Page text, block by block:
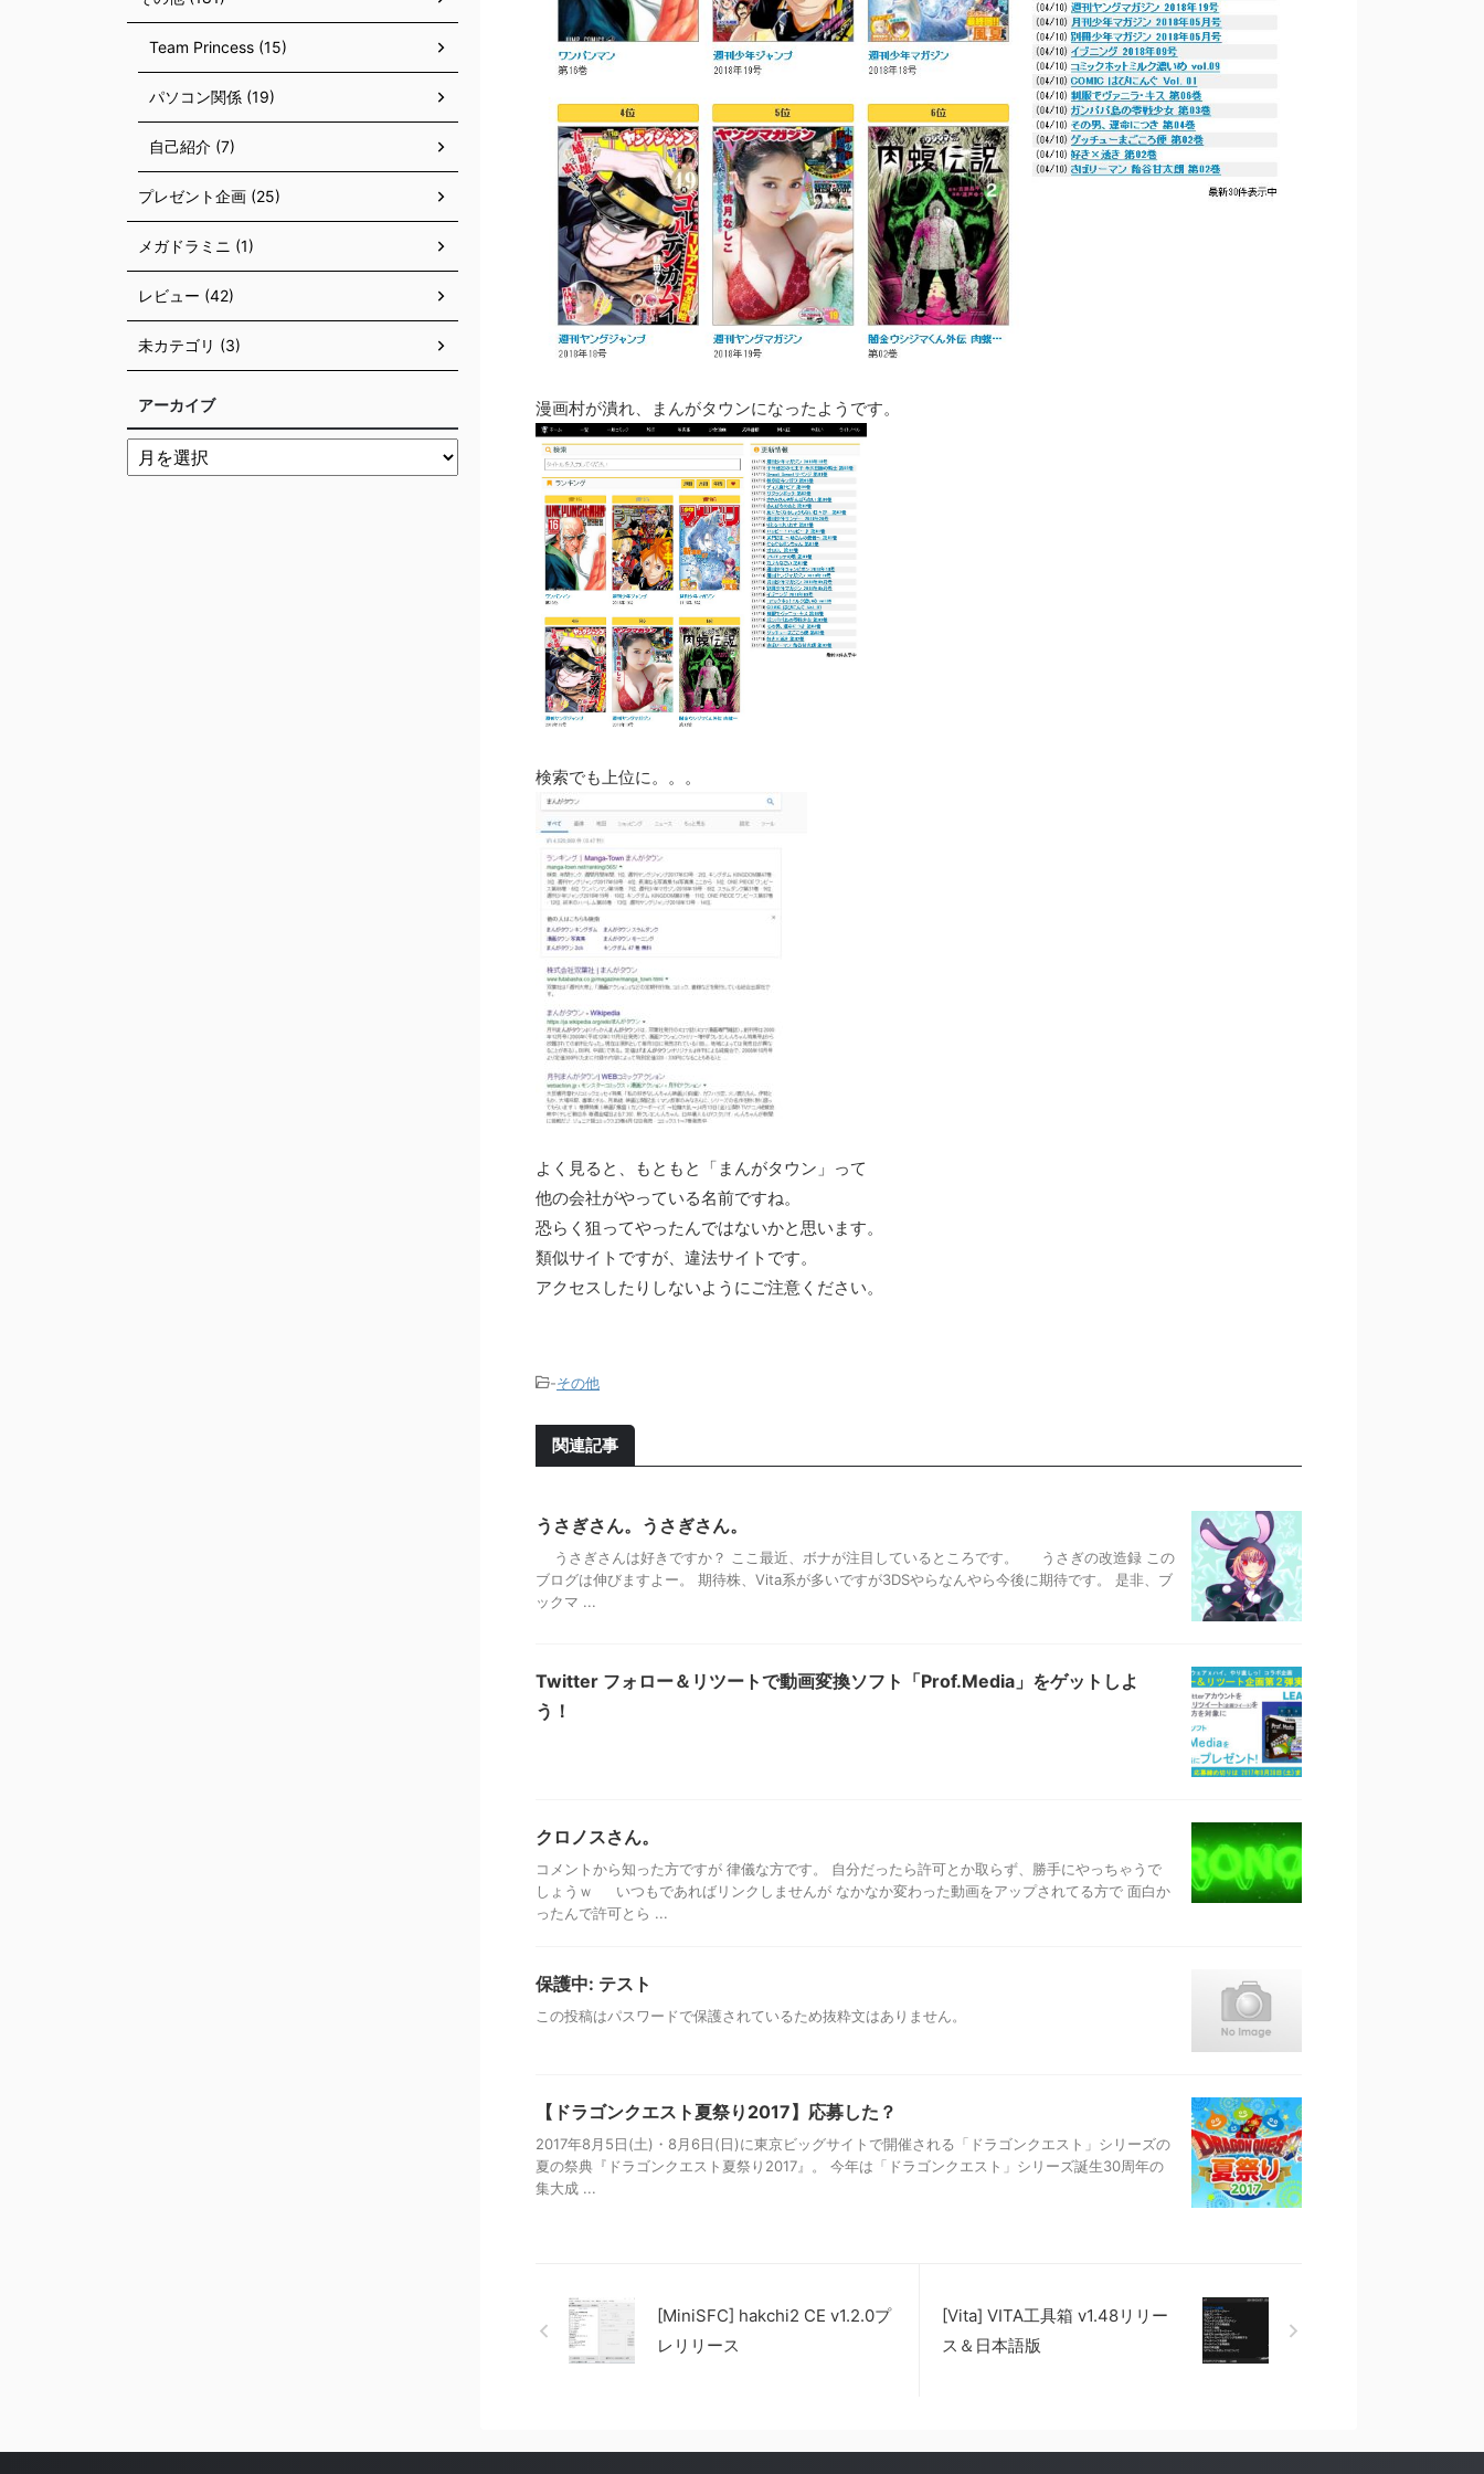
漫画村が潰れ、まんがタウンになったようです。
検索でも上位に。。。
よく見ると、もともと「まんがタウン」って
他の会社がやっている名前ですね。
恐らく狙ってやったんではないかと思います。
類似サイトですが、違法サイトです。
アクセスしたりしないようにご注意ください。
-その他
関連記事
うさぎさん。うさぎさん。
うさぎさんは好きですか？ ここ最近、ボナが注目しているところです。 うさぎの改造録 この
ブログは伸びますよー。 期待株、Vita系が多いですが3DSやらなんやら今後に期待です。 是非、ブ
ックマ ...
Twitter フォロー＆リツートで動画変換ソフト「Prof.Media」をゲットしよ
う！
クロノスさん。
コメントから知った方ですが 律儀な方です。 自分だったら許可とか取らず、勝手にやっちゃうで
しょうｗ いつもであればリンクしませんが なかなか変わった動画をアップされてる方で 面白か
ったんで許可とら ...
保護中: テスト
この投稿はパスワードで保護されているため抜粋文はありません。
【ドラゴンクエスト夏祭り2017】応募した？
2017年8月5日(土)・8月6日(日)に東京ビッグサイトで開催される「ドラゴンクエスト」シリーズの
夏の祭典『ドラゴンクエスト夏祭り2017』。 今年は「ドラゴンクエスト」シリーズ誕生30周年の
集大成 ...
[MiniSFC] hakchi2 CE v1.2.0プ
レリリース
[Vita] VITA工具箱 v1.48リリー
ス＆日本語版
Team Princess (15)
パソコン関係 (19)
自己紹介 (7)
プレゼント企画 (25)
メガドラミニ (1)
レビュー (42)
未カテゴリ (3)
アーカイブ